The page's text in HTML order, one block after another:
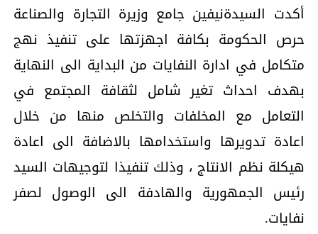
أكدت السيدةنيفين جامع وزيرة التجارة والصناعة
حرص الحكومة بكافة اجهزتها على تنفيذ نهج
متكامل في ادارة النفايات من البداية الى النهاية
بهدف احداث تغير شامل لثقافة المجتمع في
التعامل مع المخلفات والتخلص منها من خلال
اعادة تدويرها واستخدامها بالاضافة الى اعادة
هيكلة نظم الانتاج ، وذلك تنفيذا لتوجيهات السيد
رئيس الجمهورية والهادفة الى الوصول لصفر
نفايات.